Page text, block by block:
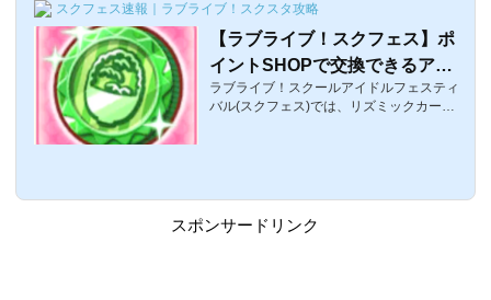
スクフェス速報｜ラブライブ！スクスタ攻略
【ラブライブ！スクフェス】ポ
イントSHOPで交換できるアイ
テムまとめ【リズミックカーニ
バル】
ラブライブ！スクールアイドルフェスティ
バル(スクフェス)では、リズミックカーニ
す。ここでは、リズミックカーニバルにて
新たに登場した要素「ポイントSHOP」に
ついてまとめています。リズミックカーニ
スポンサードリンク